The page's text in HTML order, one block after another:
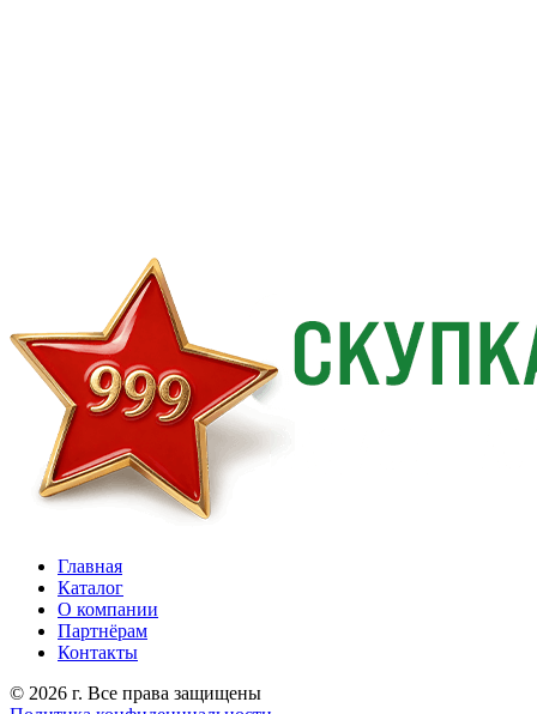
Главная
Каталог
О компании
Партнёрам
Контакты
© 2026 г. Все права защищены